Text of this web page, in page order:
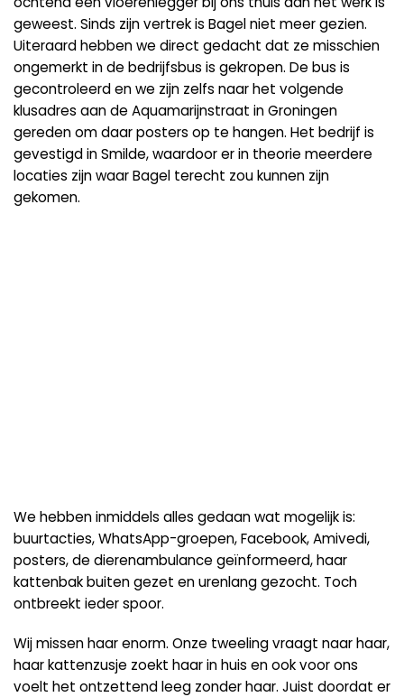
geweest. Sinds zijn vertrek is Bagel niet meer gezien.
Uiteraard hebben we direct gedacht dat ze misschien
ongemerkt in de bedrijfsbus is gekropen. De bus is
gecontroleerd en we zijn zelfs naar het volgende
klusadres aan de Aquamarijnstraat in Groningen
gereden om daar posters op te hangen. Het bedrijf is
gevestigd in Smilde, waardoor er in theorie meerdere
locaties zijn waar Bagel terecht zou kunnen zijn
gekomen.
We hebben inmiddels alles gedaan wat mogelijk is:
buurtacties, WhatsApp-groepen, Facebook, Amivedi,
posters, de dierenambulance geïnformeerd, haar
kattenbak buiten gezet en urenlang gezocht. Toch
ontbreekt ieder spoor.
Wij missen haar enorm. Onze tweeling vraagt naar haar,
haar kattenzusje zoekt haar in huis en ook voor ons
voelt het ontzettend leeg zonder haar. Juist doordat er